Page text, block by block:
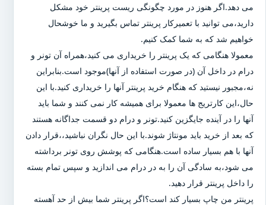
می دهد.اگر هنوز در مورد چگونگی ریست پرینتر خود مشکل
دارید،می توانید با تعمیرکار پرینتر تماس بگیرید و ما خوشحال
خواهیم شد که به شما کمک کنیم.
معمولا هنگامی که یک پرینتر را خریداری می کنید،همراه آن تونر و
درام در داخل آن (در صورت استفاده از آنها)موجود است.بنابراین
نه،مجبور نیستید که هنگام خرید پرینتر آنها را خریداری کنید.با این
حال،این کارتریج ها معمولا برای همیشه کار نمی کنند و شما باید
آنها را در آینده جایگزین کنید.تونر و درام دو قسمت جداگانه هستند
که بعد از خرید باید مونتاژ شوند.با این حال نگران نباشید،،قرار دادن
آنها با هم بسیار ساده است.هنگامی که پوشش روی تونر برداشته
می شود،به سادگی آن را به در درام می اندازید و سپس تمام بسته
را داخل پرینتر قرار دهید.
پرینتر من چاپ بسیار کند است؟اگر پرینتر شما بیش از حد آهسته